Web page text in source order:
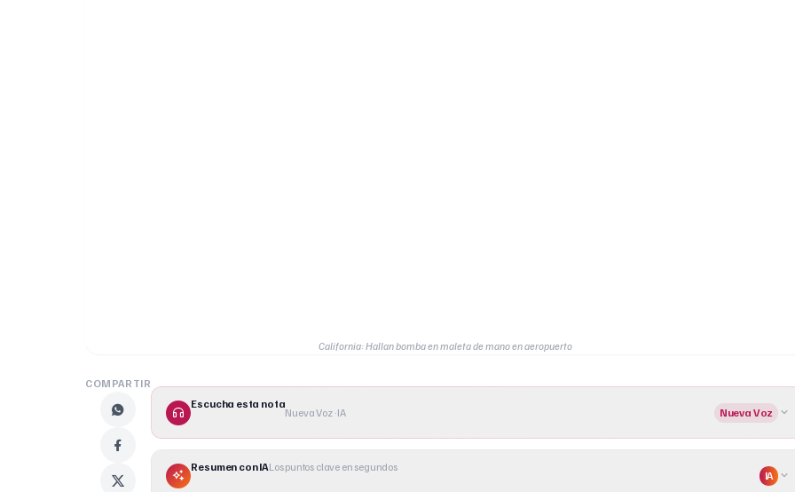
California: Hallan bomba en maleta de mano en aeropuerto
COMPARTIR
Escucha esta nota
Nueva Voz · IA Nueva Voz
Resumen con IALos puntos clave en segundos
IA